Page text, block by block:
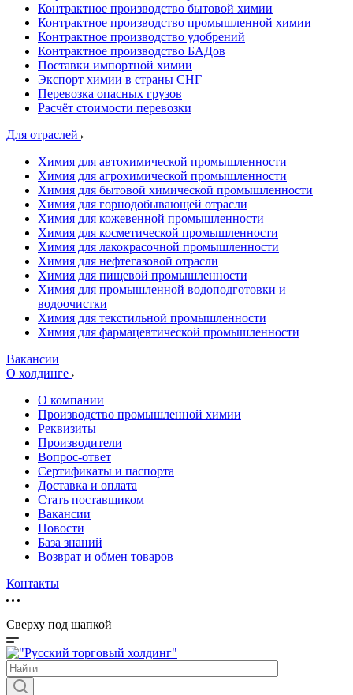
Контрактное производство бытовой химии
Контрактное производство промышленной химии
Контрактное производство удобрений
Контрактное производство БАДов
Поставки импортной химии
Экспорт химии в страны СНГ
Перевозка опасных грузов
Расчёт стоимости перевозки
Для отраслей
Химия для автохимической промышленности
Химия для агрохимической промышленности
Химия для бытовой химической промышленности
Химия для горнодобывающей отрасли
Химия для кожевенной промышленности
Химия для косметической промышленности
Химия для лакокрасочной промышленности
Химия для нефтегазовой отрасли
Химия для пищевой промышленности
Химия для промышленной водоподготовки и
водоочистки
Химия для текстильной промышленности
Химия для фармацевтической промышленности
Вакансии
О холдинге
О компании
Производство промышленной химии
Реквизиты
Производители
Вопрос-ответ
Сертификаты и паспорта
Доставка и оплата
Стать поставщиком
Вакансии
Новости
База знаний
Возврат и обмен товаров
Контакты
Сверху под шапкой